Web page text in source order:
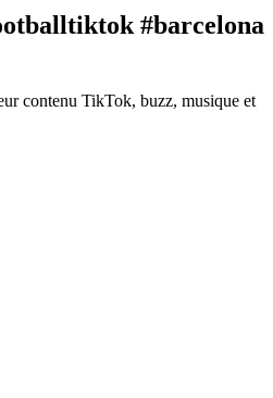
#barcelona
contenu TikTok, buzz, musique et